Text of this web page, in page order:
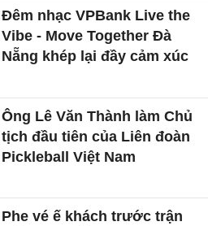
Đêm nhạc VPBank Live the
Vibe - Move Together Đà
Nẵng khép lại đầy cảm xúc
Ông Lê Văn Thành làm Chủ
tịch đầu tiên của Liên đoàn
Pickleball Việt Nam
Phe vé ế khách trước trận